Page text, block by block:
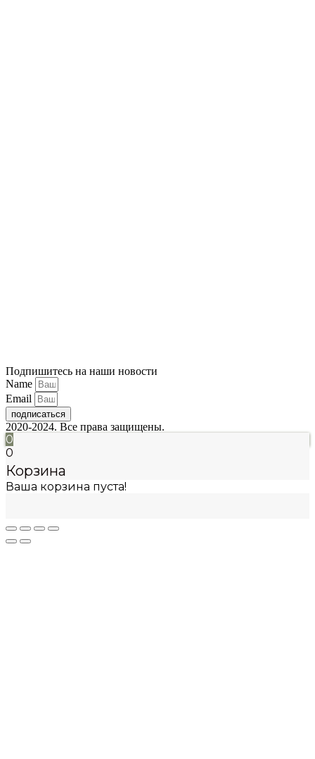
Подпишитесь на наши новости
Name
Email
подписаться
2020-2024. Все права защищены.
0
0
Корзина
Ваша корзина пуста!